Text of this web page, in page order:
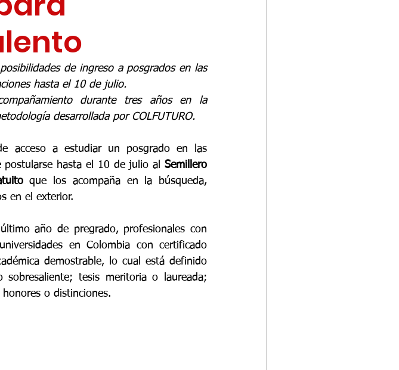
de ingreso a posgrados en las
hasta el 10 de julio.
durante tres años en la
desarrollada por COLFUTURO.
acceso a estudiar un posgrado en las
postularse hasta el 10 de julio al Semillero
que los acompaña en la búsqueda,
en el exterior.
año de pregrado, profesionales con
en Colombia con certificado
demostrable, lo cual está definido
sobresaliente; tesis meritoria o laureada;
o distinciones.